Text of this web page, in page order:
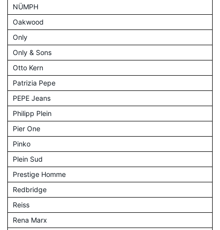
NÜMPH
Oakwood
Only
Only & Sons
Otto Kern
Patrizia Pepe
PEPE Jeans
Philipp Plein
Pier One
Pinko
Plein Sud
Prestige Homme
Redbridge
Reiss
Rena Marx